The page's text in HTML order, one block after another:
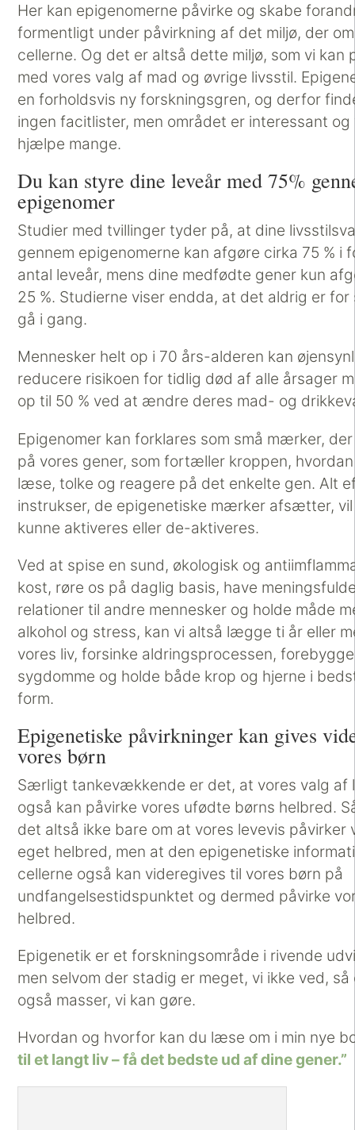
Her kan epigenomerne påvirke og skabe
formentligt under påvirkning af det miljø, der
cellerne. Og det er altså dette miljø, som vi kan
med vores valg af mad og øvrige livsstil.
en forholdsvis ny forskningsgren, og derfor
ingen facitlister, men området er interessant og
hjælpe mange.
Du kan styre dine leveår med 75%
epigenomer
Studier med tvillinger tyder på, at dine
gennem epigenomerne kan afgøre cirka 75 % i
antal leveår, mens dine medfødte gener kun
25 %. Studierne viser endda, at det aldrig er
gå i gang.
Mennesker helt op i 70 års-alderen kan
reducere risikoen for tidlig død af alle årsager
op til 50 % ved at ændre deres mad- og
Epigenomer kan forklares som små mærker,
på vores gener, som fortæller kroppen,
læse, tolke og reagere på det enkelte gen. Alt
instrukser, de epigenetiske mærker afsætter,
kunne aktiveres eller de-aktiveres.
Ved at spise en sund, økologisk og
kost, røre os på daglig basis, have
relationer til andre mennesker og holde måde
alkohol og stress, kan vi altså lægge ti år eller
vores liv, forsinke aldringsprocessen, forebygge
sygdomme og holde både krop og hjerne i
form.
Epigenetiske påvirkninger kan gives
vores børn
Særligt tankevækkende er det, at vores valg af
også kan påvirke vores ufødte børns helbred.
det altså ikke bare om at vores levevis påvirker
eget helbred, men at den epigenetiske
cellerne også kan videregives til vores børn på
undfangelsestidspunktet og dermed påvirke
helbred.
Epigenetik er et forskningsområde i rivende
men selvom der stadig er meget, vi ikke ved, så
også masser, vi kan gøre.
Hvordan og hvorfor kan du læse om i min nye
til et langt liv – få det bedste ud af dine gener.”